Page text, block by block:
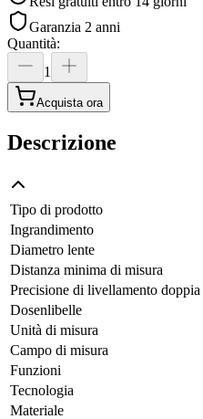
Garanzia 2 anni
Quantità:
1
Acquista ora
Descrizione
Tipo di prodotto
Ingrandimento
Diametro lente
Distanza minima di misura
Precisione di livellamento doppia
Dosenlibelle
Unità di misura
Campo di misura
Funzioni
Tecnologia
Materiale